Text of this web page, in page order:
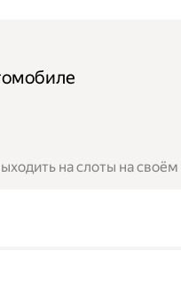
на слоты на своём